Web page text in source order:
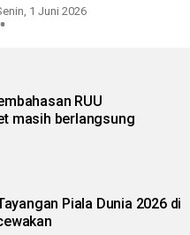
1 Juni 2026
RUU
masih berlangsung
Piala Dunia 2026 di